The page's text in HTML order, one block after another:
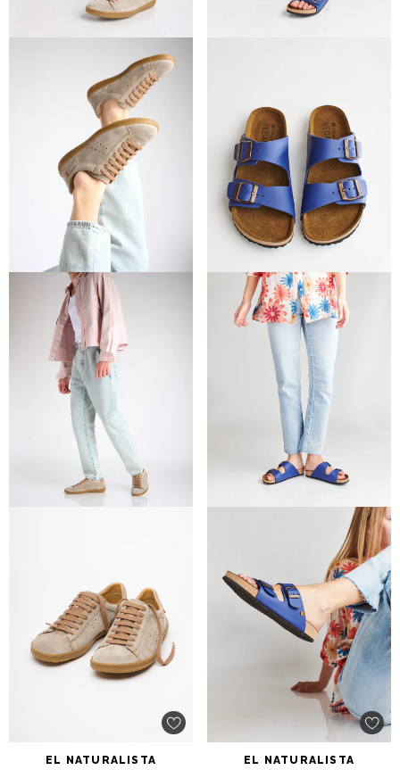
EL NATURALISTA
EL NATURALISTA